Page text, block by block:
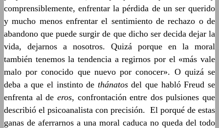
comprensiblemente, enfrentar la pérdida de un ser querido
y mucho menos enfrentar el sentimiento de rechazo o de
abandono que puede surgir de que dicho ser decida dejar la
vida, dejarnos a nosotros. Quizá porque en la moral
también tenemos la tendencia a regirnos por el «más vale
malo por conocido que nuevo por conocer». O quizá se
deba a que el instinto de thánatosdel que habló Freud se
enfrenta al de eros, confrontación entre dos pulsiones que
describió el psicoanalista con precisión. El porqué de estas
ganas de aferrarnos a una moral caduca no queda del todo